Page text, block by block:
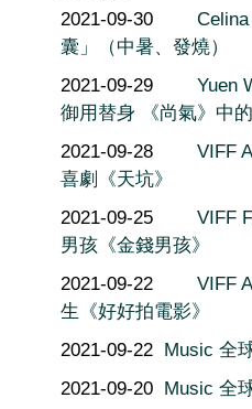
2021-09-30
囊」（中暑、發燒）
2021-09-29
Yuen
御用替身 《尚氣》中的
2021-09-28
VIFF
喜劇《天坑》
2021-09-25
VIFF
男孩《金錢男孩》
2021-09-22
VIFF
生《好好拍電影》
2021-09-22 Music 全
2021-09-20 Music 全